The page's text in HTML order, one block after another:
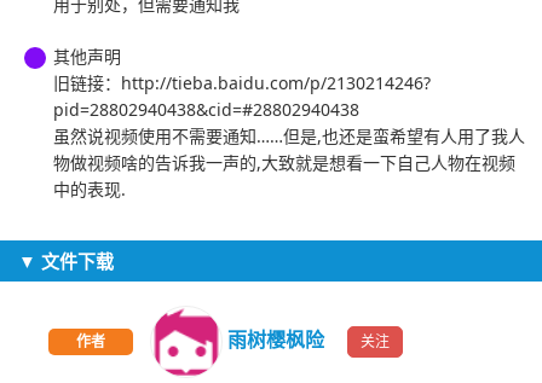
其他声明
旧链接：http://tieba.baidu.com/p/2130214246?
pid=28802940438&cid=#28802940438
虽然说视频使用不需要通知……但是,也还是蛮希望有人用了我人
物做视频啥的告诉我一声的,大致就是想看一下自己人物在视频
中的表现.
▼ 文件下载
作者 雨树樱枫险 关注